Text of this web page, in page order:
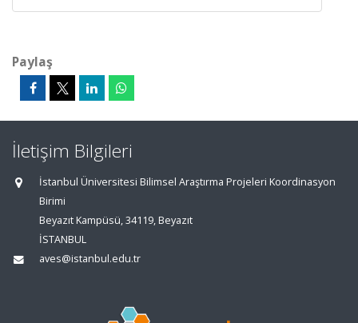
Paylaş
İletişim Bilgileri
İstanbul Üniversitesi Bilimsel Araştırma Projeleri Koordinasyon
Birimi
Beyazıt Kampüsü, 34119, Beyazıt
İSTANBUL
aves@istanbul.edu.tr